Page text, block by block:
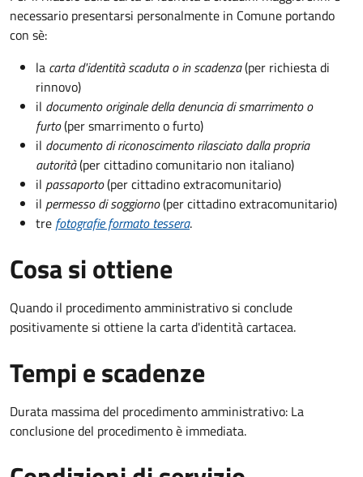
necessario presentarsi personalmente in Comune portando
con sè:
la carta d'identità scaduta o in scadenza(per richiesta di
rinnovo)
il documento originale della denuncia di smarrimento o
furto(per smarrimento o furto)
il documento di riconoscimento rilasciato dalla propria
autorità(per cittadino comunitario non italiano)
il passaporto(per cittadino extracomunitario)
il permesso di soggiorno(per cittadino extracomunitario)
tre fotografie formato tessera.
Cosa si ottiene
Quando il procedimento amministrativo si conclude
positivamente si ottiene la carta d'identità cartacea.
Tempi e scadenze
Durata massima del procedimento amministrativo: La
conclusione del procedimento è immediata.